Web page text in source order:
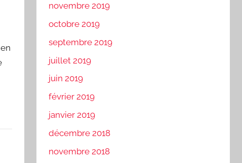
novembre 2019
octobre 2019
septembre 2019
juillet 2019
juin 2019
février 2019
janvier 2019
décembre 2018
novembre 2018